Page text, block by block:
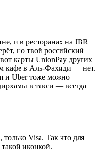
и в ресторанах на JBR
но твой российский
карты UnionPay других
кафе в Аль-Фахиди — нет.
и Uber тоже можно
в такси — всегда
Visa. Так что для
иконкой.